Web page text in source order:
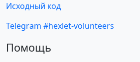
Исходный код
Telegram #hexlet-volunteers
Помощь